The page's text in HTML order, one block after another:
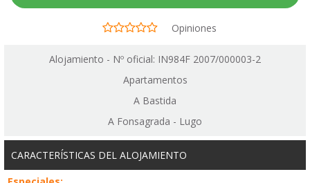
Opiniones
Alojamiento - Nº oficial: IN984F 2007/000003-2
Apartamentos
A Bastida
A Fonsagrada - Lugo
CARACTERÍSTICAS DEL ALOJAMIENTO